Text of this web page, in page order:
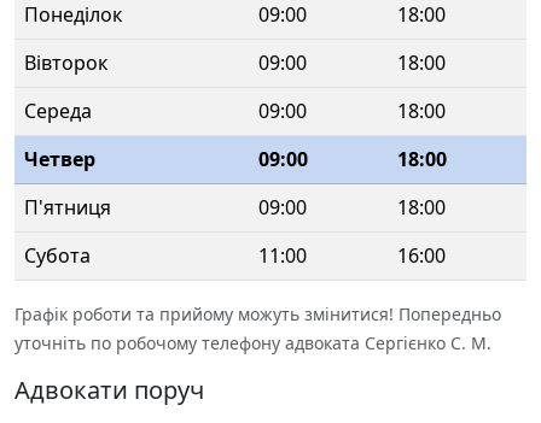
Понеділок 09:00
18:00
Вівторок
09:00
18:00
Середа
09:00
18:00
Четвер
09:00
18:00
П'ятниця
09:00
18:00
Субота
11:00 16:00
Графік роботи та прийому можуть змінитися! Попередньо
уточніть по робочому телефону адвоката Сергієнко С. М.
Адвокати поруч